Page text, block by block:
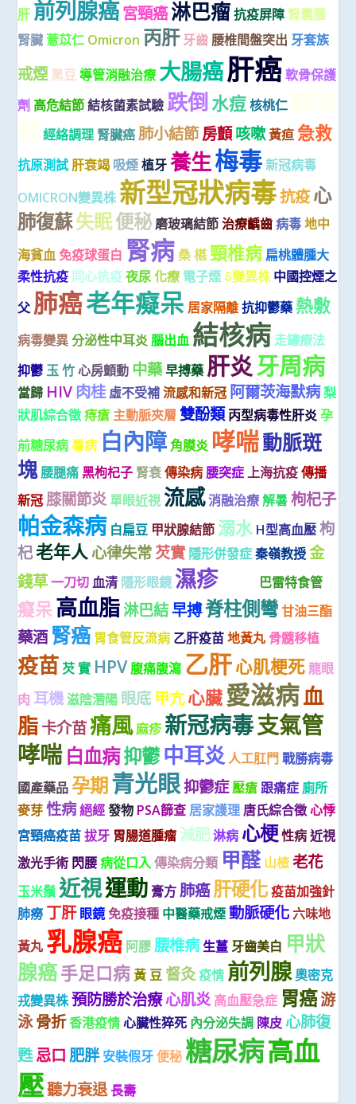
肝 前列腺癌宮頸癌淋巴瘤 抗疫屏障 腎囊腫
腎臟 薏苡仁 Omicron 丙肝 牙齒 腰椎間盤突出 牙套族
戒煙 黑豆 導管消融治療 大腸癌肝癌 軟骨保護
劑 高危結節 結核菌素試驗 跌倒水痘 核桃仁
經絡調理 腎臟癌 肺小結節房顫咳嗽黃疸 急救
抗原測試 肝衰竭 吸煙 植牙 養生梅毒 新冠病毒
OMICRON變異株 新型冠狀病毒抗疫心
肺復蘇失眠便秘磨玻璃結節 治療齲齒 病毒 地中
海貧血 免疫球蛋白 腎病 桑 椹 頸椎病 扁桃體腫大
柔性抗疫 同心抗疫 夜尿 化療 電子煙 δ變異株 中國控煙之
父 肺癌老年癡呆 居家隔離 抗抑鬱藥 熱敷
病毒變異 分泌性中耳炎 腦出血 結核病 走罐療法
抑鬱 玉 竹 心房顫動 中藥 早搏藥 肝炎牙周病
當歸 HIV 肉桂 虛不受補 流感和新冠 阿爾茨海默病梨
狀肌綜合徵痔瘡 主動脈夾層 雙酚類 丙型病毒性肝炎 孕
前糖尿病 暑病 白內障 角膜炎 哮喘動脈斑
塊 腰腿痛 黑枸杞子 腎衰 傳染病 腰突症 上海抗疫 傳播
新冠 膝關節炎 單眼近視 流感消融治療 解暑 枸杞子
帕金森病 白扁豆 甲狀腺結節 溺水 H型高血壓 枸
杞老年人心律失常芡實 隱形併發症 秦嶺教授 金
錢草 一刀切 血清 隱形眼鏡 濕疹 巴雷特食管
癡呆 高血脂淋巴結早搏脊柱側彎甘油三酯
藥酒 腎癌 胃食管反流病 乙肝疫苗 地黃丸 骨髓移植
疫苗 芡 實 HPV 腹痛腹瀉 乙肝心肌梗死 龍眼
肉 耳機滋陰潛陽 眼底 甲亢心臟愛滋病血
脂卡介苗痛風麻疹 新冠病毒支氣管
哮喘 白血病抑鬱中耳炎人工肛門 戰勝病毒
國產藥品 孕期青光眼抑鬱症壓瘡 跟痛症 廁所
麥芽 性病絕經 發物 PSA篩查 居家護理 唐氏綜合徵心悸
宮頸癌疫苗 拔牙 胃腸道腫瘤 減肥 淋病 心梗性病 近視
激光手術 閃腰 病從口入 傳染病分類 甲醛 山楂 老花
玉米鬚 近視運動 膏方 肺癌肝硬化疫苗加強針
肺癆 丁肝 眼鏡免疫接種 中醫藥戒煙 動脈硬化 六味地
黃丸 乳腺癌 阿膠 腰椎病生薑 牙齒美白 甲狀
腺癌手足口病 黃 豆 督灸疫情 前列腺奧密克
戎變異株預防勝於治療心肌炎 高血壓急症 胃癌游
泳骨折香港疫情 心臟性猝死 內分泌失調 陳皮 心肺復
甦忌口 肥胖 安裝假牙 便秘 糖尿病高血
壓聽力衰退長壽